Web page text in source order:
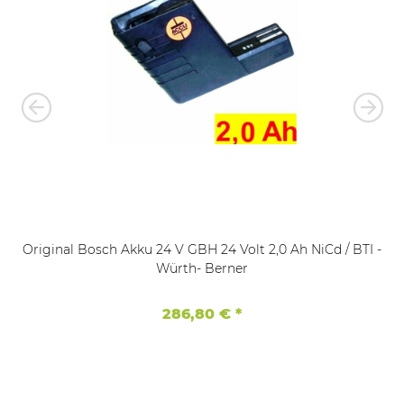
Original Bosch Akku 24 V GBH 24 Volt 2,0 Ah NiCd / BTI -
Würth- Berner
286,80 € *